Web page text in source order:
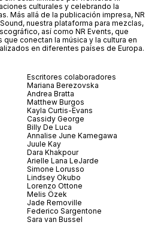
culturales y celebrando la
Más allá de la publicación impresa, NR
nuestra plataforma para mezclas,
así como NR Events, que
conectan la música y la cultura en
en diferentes países de Europa.
Escritores colaboradores
Mariana Berezovska
Andrea Bratta
Matthew Burgos
Kayla Curtis-Evans
Cassidy George
Billy De Luca
Annalise June Kamegawa
Juule Kay
Dara Khakpour
Arielle Lana LeJarde
Simone Lorusso
Lindsey Okubo
Lorenzo Ottone
Melis Özek
Jade Removille
Federico Sargentone
Sara van Bussel